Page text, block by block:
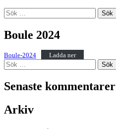
Sök
efter:
Boule 2024
Boule-2024 Ladda ner
Sök
efter:
Senaste kommentarer
Arkiv